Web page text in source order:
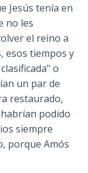
Jesús tenía en
no les
el reino a
esos tiempos y
o
un par de
restaurado,
podido
siempre
porque Amós